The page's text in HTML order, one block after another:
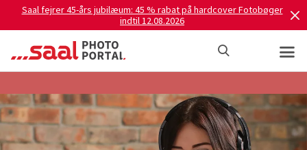
Saal fejrer 45-års jubilæum: 45 % rabat på hardcover Fotobøger
indtil 12.08.2026